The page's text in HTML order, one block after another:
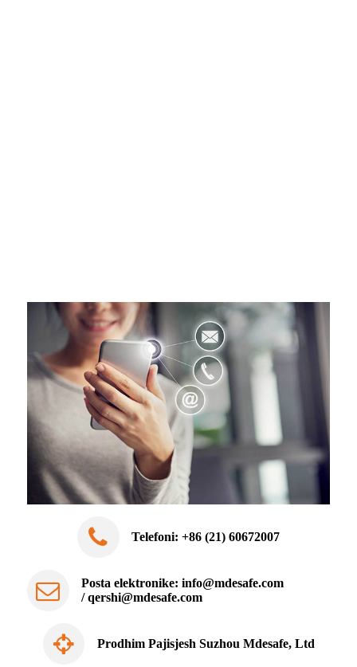
Telefoni: +86 (21) 60672007
Posta elektronike: info@mdesafe.com
/qershi@mdesafe.com
Prodhim Pajisjesh Suzhou Mdesafe, Ltd